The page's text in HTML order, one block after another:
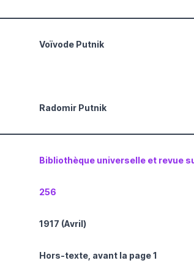
Voïvode Putnik
Radomir Putnik
Bibliothèque universelle et revue
256
1917 (Avril)
Hors-texte, avant la page 1